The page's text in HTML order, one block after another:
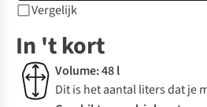
Vergelijk
In 't kort
Volume: 48 l
Dit is het aantal liters dat je